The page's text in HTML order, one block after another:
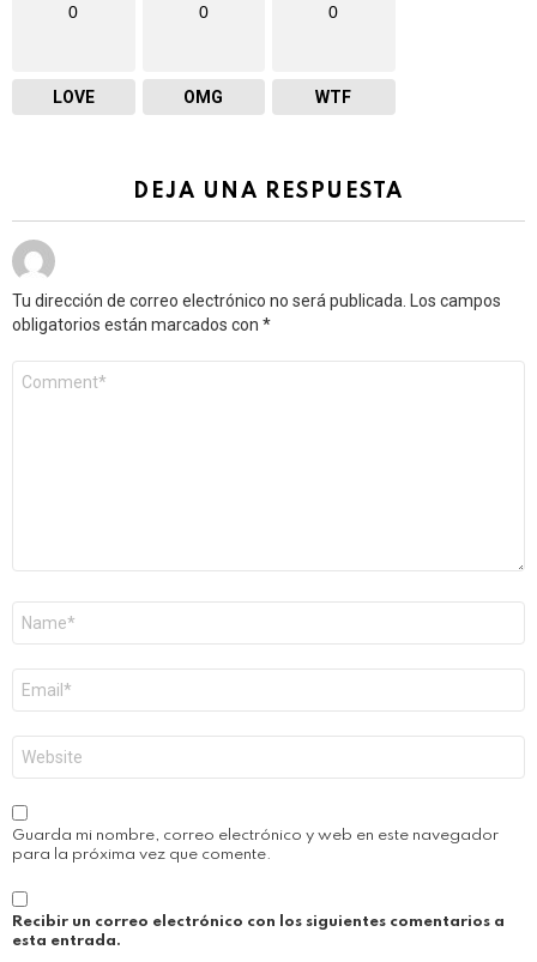
0
LOVE
0
OMG
0
WTF
DEJA UNA RESPUESTA
Tu dirección de correo electrónico no será publicada.
Los campos
obligatorios están marcados con *
electrónico
*
Guarda mi nombre, correo electrónico y web en este navegador
para la próxima vez que comente.
Recibir un correo electrónico con los siguientes comentarios a
esta entrada.